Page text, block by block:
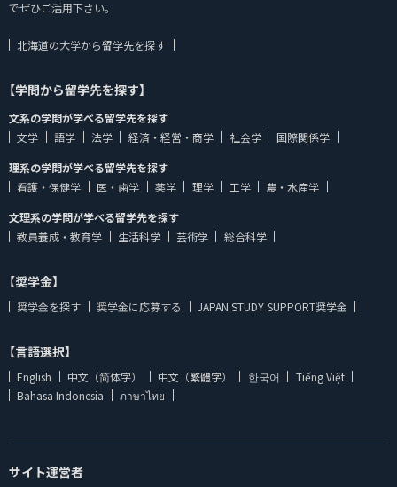
でぜひご活用下さい。
北海道の大学から留学先を探す
【学問から留学先を探す】
文系の学問が学べる留学先を探す
文学
語学 法学 経済・経営・商学 社会学
国際関係学
理系の学問が学べる留学先を探す
看護・保健学
医・歯学 薬学 理学 工学
農・水産学
文理系の学問が学べる留学先を探す
教員養成・教育学
生活科学 芸術学 総合科学
【奨学金】
奨学金を探す 奨学金に応募する JAPAN STUDY SUPPORT奨学金
【言語選択】
English 中文（简体字） 中文（繁體字） 한국어
Tiếng Việt
Bahasa Indonesia
ภาษาไทย
サイト運営者